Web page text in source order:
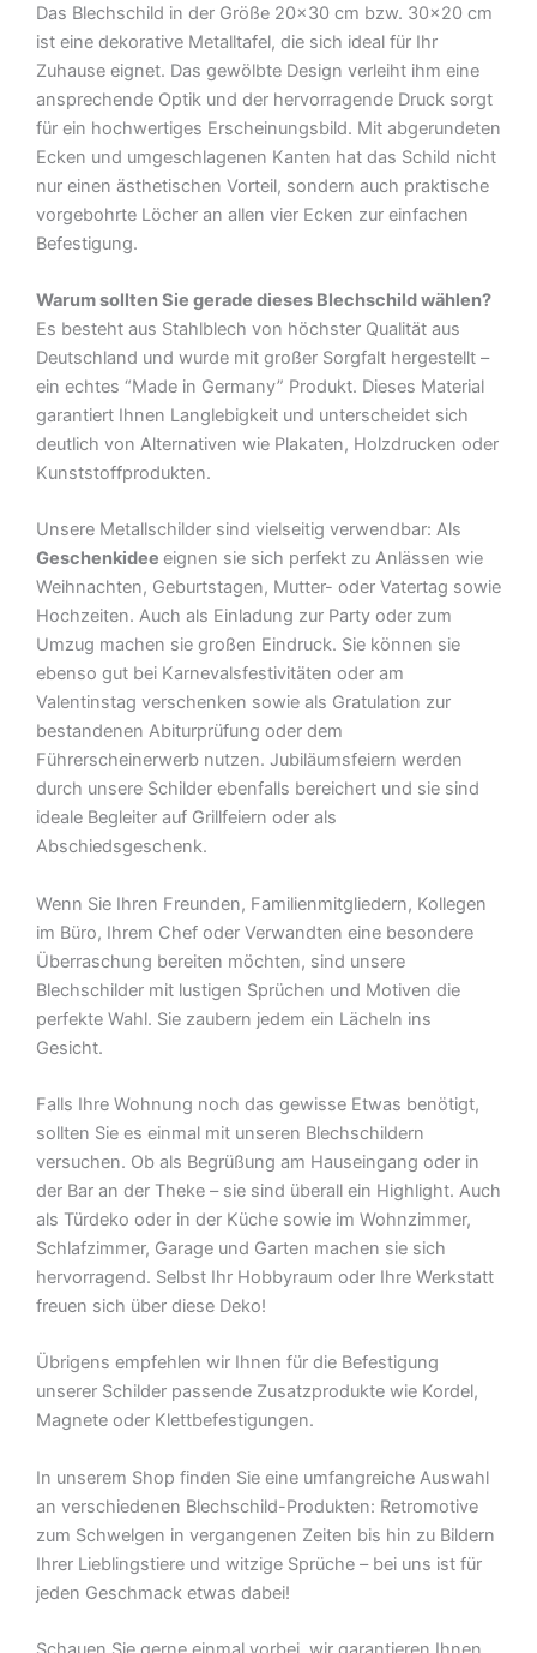
Deko
Blechschild
Menge
Das Blechschild in der Größe 20×30 cm bzw. 30×20 cm
ist eine dekorative Metalltafel, die sich ideal für Ihr
Zuhause eignet. Das gewölbte Design verleiht ihm eine
ansprechende Optik und der hervorragende Druck sorgt
für ein hochwertiges Erscheinungsbild. Mit abgerundeten
Ecken und umgeschlagenen Kanten hat das Schild nicht
nur einen ästhetischen Vorteil, sondern auch praktische
vorgebohrte Löcher an allen vier Ecken zur einfachen
Befestigung.
Warum sollten Sie gerade dieses Blechschild wählen?
Es besteht aus Stahlblech von höchster Qualität aus
Deutschland und wurde mit großer Sorgfalt hergestellt –
ein echtes “Made in Germany” Produkt. Dieses Material
garantiert Ihnen Langlebigkeit und unterscheidet sich
deutlich von Alternativen wie Plakaten, Holzdrucken oder
Kunststoffprodukten.
Unsere Metallschilder sind vielseitig verwendbar: Als
Geschenkidee eignen sie sich perfekt zu Anlässen wie
Weihnachten, Geburtstagen, Mutter- oder Vatertag sowie
Hochzeiten. Auch als Einladung zur Party oder zum
Umzug machen sie großen Eindruck. Sie können sie
ebenso gut bei Karnevalsfestivitäten oder am
Valentinstag verschenken sowie als Gratulation zur
bestandenen Abiturprüfung oder dem
Führerscheinerwerb nutzen. Jubiläumsfeiern werden
durch unsere Schilder ebenfalls bereichert und sie sind
ideale Begleiter auf Grillfeiern oder als
Abschiedsgeschenk.
Wenn Sie Ihren Freunden, Familienmitgliedern, Kollegen
im Büro, Ihrem Chef oder Verwandten eine besondere
Überraschung bereiten möchten, sind unsere
Blechschilder mit lustigen Sprüchen und Motiven die
perfekte Wahl. Sie zaubern jedem ein Lächeln ins
Gesicht.
Falls Ihre Wohnung noch das gewisse Etwas benötigt,
sollten Sie es einmal mit unseren Blechschildern
versuchen. Ob als Begrüßung am Hauseingang oder in
der Bar an der Theke – sie sind überall ein Highlight. Auch
als Türdeko oder in der Küche sowie im Wohnzimmer,
Schlafzimmer, Garage und Garten machen sie sich
hervorragend. Selbst Ihr Hobbyraum oder Ihre Werkstatt
freuen sich über diese Deko!
Übrigens empfehlen wir Ihnen für die Befestigung
unserer Schilder passende Zusatzprodukte wie Kordel,
Magnete oder Klettbefestigungen.
In unserem Shop finden Sie eine umfangreiche Auswahl
an verschiedenen Blechschild-Produkten: Retromotive
zum Schwelgen in vergangenen Zeiten bis hin zu Bildern
Ihrer Lieblingstiere und witzige Sprüche – bei uns ist für
jeden Geschmack etwas dabei!